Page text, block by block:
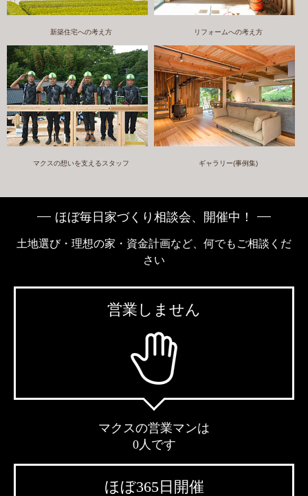
新築住宅への考え方 リフォームへの考え方
マクスの想いを支えるスタッフ ギャラリー(事例集)
ほぼ毎日家づくり相談会、開催中！
土地選び・理想の家・資金計画など、何でもご相談くだ
さい
営業しません
マクスの営業マンは
0人です
ほぼ365日開催